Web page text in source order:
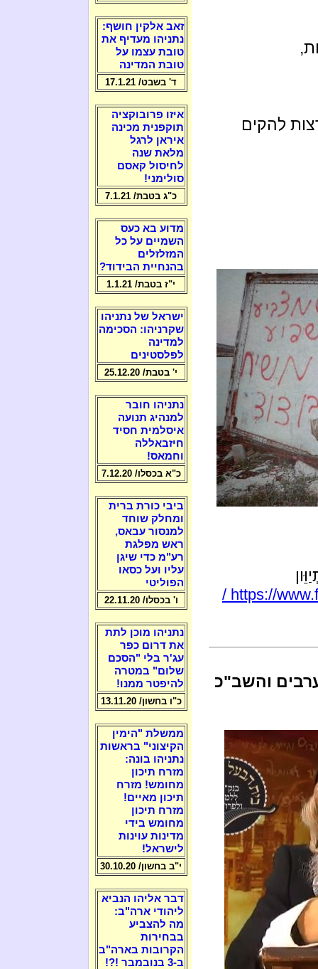
להקים
https://
והשב"כ
זאב אלקין חושף:
נתניהו מעדיף את
טובת עצמו על
טובת המדינה
ד' בשבט/ 17.1.21
איזו פרובוקציה
תוקפנית מכינה
איראן לרגל
מלאת שנה
לחיסול קאסם
סולימני!
כ"ג בטבת/ 7.1.21
מדוע בא כעס
השמיים על כל
המזלזלים
בהנחיית הבידוד?
י"ז בטבת/ 1.1.21
ישראל של נתניהו
שקרניהו: הסכימה
למדינה
לפלסטינים
י' בטבת/ 25.12.20
נתניהו חובר
למנהיג תנועה
איסלמית חסיד
חיזבאללה
וחמאס!
כ"א בכסלו/ 7.12.20
ביבי כורת ברית
ומחלק שוחד
למנסור עבאס,
ראש מפלגת
רע"מ כדי שיגן
עליו ועל כסאו
הפוליטי
ו' בכסלו/ 22.11.20
נתניהו מוכן לתת
את דרום כפר
עג'ר בלי "הסכם
שלום" במטרה
להיפטר ממנו!
כ"ו בחשון/ 13.11.20
ממשלת "הימין
הקיצוני" בראשות
נתניהו בונה:
מזרח תיכון
מחומש! מזרח
תיכון מאיים!
מזרח תיכון
מחומש בידי
מדינות עוינות
לישראל!
י"ב בחשון/ 30.10.20
דבר אליהו הנביא
ליהודי ארה"ב:
מה להצביע
בבחירות
הקרובות בארה"ב
ב-3 בנובמבר !?!